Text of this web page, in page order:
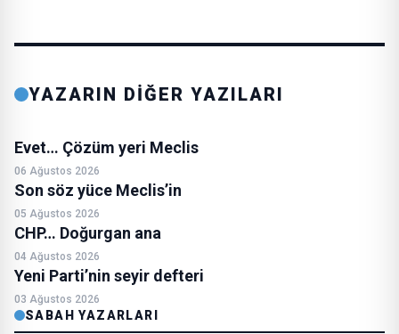
YAZARIN DİĞER YAZILARI
Evet… Çözüm yeri Meclis
06 Ağustos 2026
Son söz yüce Meclis’in
05 Ağustos 2026
CHP… Doğurgan ana
04 Ağustos 2026
Yeni Parti’nin seyir defteri
03 Ağustos 2026
SABAH YAZARLARI